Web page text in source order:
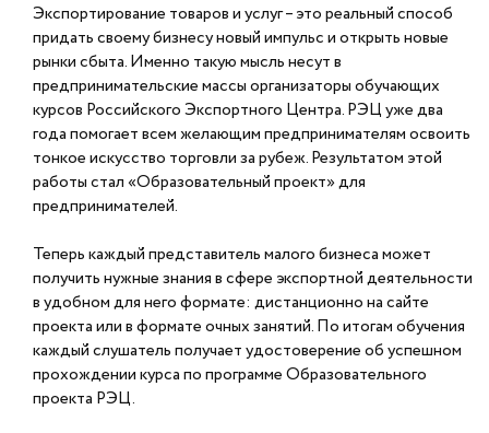
Экспортирование товаров и услуг – это реальный способ
придать своему бизнесу новый импульс и открыть новые
рынки сбыта. Именно такую мысль несут в
предпринимательские массы организаторы обучающих
курсов Российского Экспортного Центра. РЭЦ уже два
года помогает всем желающим предпринимателям освоить
тонкое искусство торговли за рубеж. Результатом этой
работы стал «Образовательный проект» для
предпринимателей.
Теперь каждый представитель малого бизнеса может
получить нужные знания в сфере экспортной деятельности
в удобном для него формате: дистанционно на сайте
проекта или в формате очных занятий. По итогам обучения
каждый слушатель получает удостоверение об успешном
прохождении курса по программе Образовательного
проекта РЭЦ.